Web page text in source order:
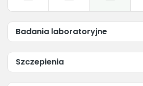
Badania laboratoryjne
Szczepienia